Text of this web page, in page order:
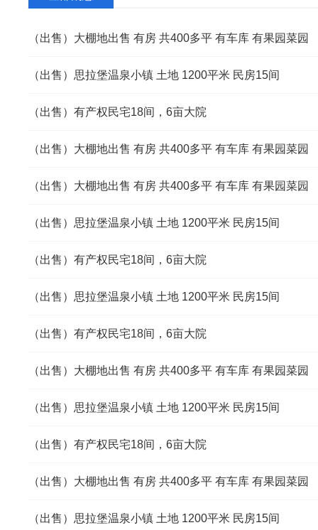
（出售）大棚地出售 有房 共400多平 有车库 有果园菜园
（出售）思拉堡温泉小镇 土地 1200平米 民房15间
（出售）有产权民宅18间，6亩大院
（出售）大棚地出售 有房 共400多平 有车库 有果园菜园
（出售）大棚地出售 有房 共400多平 有车库 有果园菜园
（出售）思拉堡温泉小镇 土地 1200平米 民房15间
（出售）有产权民宅18间，6亩大院
（出售）思拉堡温泉小镇 土地 1200平米 民房15间
（出售）有产权民宅18间，6亩大院
（出售）大棚地出售 有房 共400多平 有车库 有果园菜园
（出售）思拉堡温泉小镇 土地 1200平米 民房15间
（出售）有产权民宅18间，6亩大院
（出售）大棚地出售 有房 共400多平 有车库 有果园菜园
（出售）思拉堡温泉小镇 土地 1200平米 民房15间